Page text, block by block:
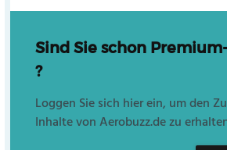
Sind Sie schon
?
Loggen Sie sich hier ein, um den
Inhalte von Aerobuzz.de zu